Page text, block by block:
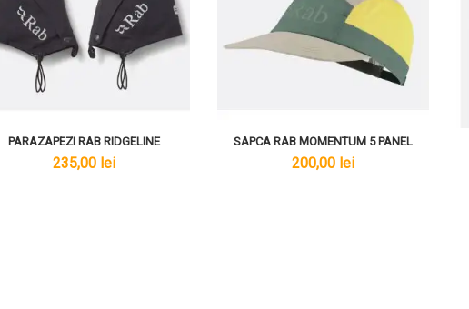
PARAZAPEZI RAB RIDGELINE
lei
235,00 lei
SAPCA RAB MOMENTUM 5 PANEL
lei
200,00 lei